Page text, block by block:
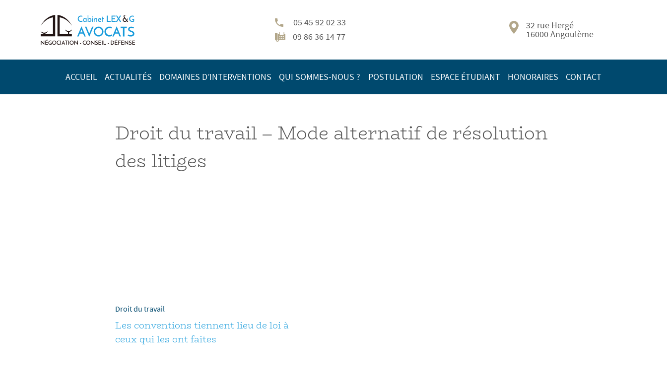
05 45 92 02 33
09 86 36 14 77
32 rue Hergé
16000 Angoulème
ACCUEIL ACTUALITÉS DOMAINES D’INTERVENTIONS QUI SOMMES-NOUS ? POSTULATION ESPACE ÉTUDIANT HONORAIRES CONTACT
Droit du travail – Mode alternatif de résolution
des litiges
Droit du travail
Les conventions tiennent lieu de loi à
ceux qui les ont faites